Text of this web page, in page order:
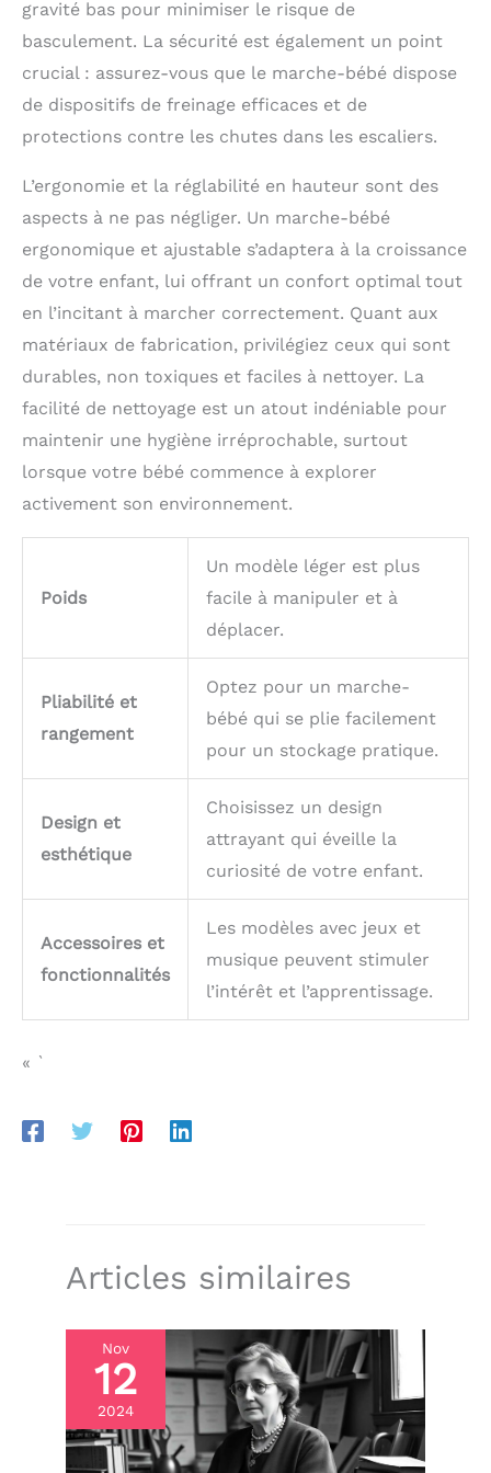
réservoir d'eau. Cela
permet de renforcer la
bébé et de le faire
marcher de manière plus
stable et plus sûre.
【CADEAU PARFAIT POUR
est de 14.2''L x15.7''W
x18.1''H. Avec un beau
paquet, c'est un cadeau
parfait pour
l'anniversaire, Noël,
Halloween et Pâques. Si
vous avez un problème,
contacter, ne vous
inquiétez pas, nous
voulons vous offrir une
solution satisfaisante!
gravité bas pour minimiser le risque de
basculement. La sécurité est également un point
crucial : assurez-vous que le marche-bébé dispose
de dispositifs de freinage efficaces et de
protections contre les chutes dans les escaliers.
L’ergonomie et la réglabilité en hauteur sont des
aspects à ne pas négliger. Un marche-bébé
ergonomique et ajustable s’adaptera à la croissance
de votre enfant, lui offrant un confort optimal tout
en l’incitant à marcher correctement. Quant aux
matériaux de fabrication, privilégiez ceux qui sont
durables, non toxiques et faciles à nettoyer. La
facilité de nettoyage est un atout indéniable pour
maintenir une hygiène irréprochable, surtout
lorsque votre bébé commence à explorer
activement son environnement.
Poids
Un modèle léger est plus
facile à manipuler et à
déplacer.
Pliabilité et
rangement
Optez pour un marche-
bébé qui se plie facilement
pour un stockage pratique.
Design et
esthétique
Choisissez un design
attrayant qui éveille la
curiosité de votre enfant.
Accessoires et
fonctionnalités
Les modèles avec jeux et
musique peuvent stimuler
l’intérêt et l’apprentissage.
« `
Articles similaires
Nov
12
2024